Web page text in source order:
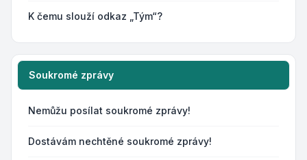
K čemu slouží odkaz „Tým“?
Soukromé zprávy
Nemůžu posílat soukromé zprávy!
Dostávám nechtěné soukromé zprávy!